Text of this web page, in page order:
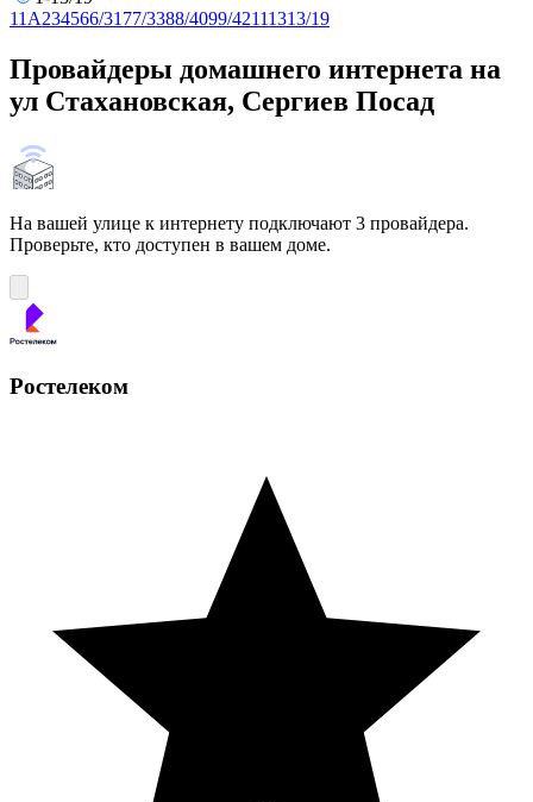
11А234566/31 77/3388/4099/42111313/19
Провайдеры домашнего интернета на
ул Стахановская, Сергиев Посад
На вашей улице к интернету подключают 3 провайдера.
Проверьте, кто доступен в вашем доме.
Ростелеком